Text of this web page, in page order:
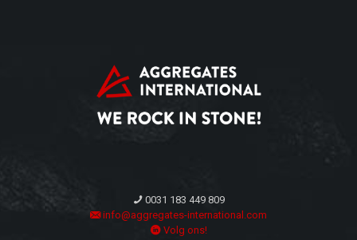
0031 183 449 809
info@aggregates-international.com
Volg ons!